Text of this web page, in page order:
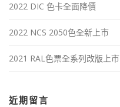
2022 DIC 色卡全面降價
2022 NCS 2050色全新上市
2021 RAL色票全系列改版上市
近期留言